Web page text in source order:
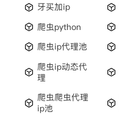
牙买加ip
爬虫python
爬虫ip代理池
爬虫ip动态代
理
爬虫爬虫代理
ip池